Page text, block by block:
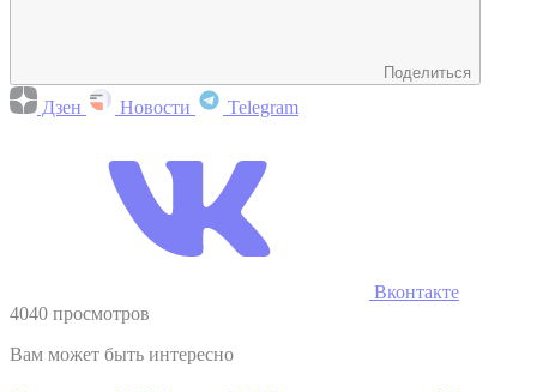
Поделиться
Дзен Новости Telegram
Вконтакте
4040 просмотров
Вам может быть интересно